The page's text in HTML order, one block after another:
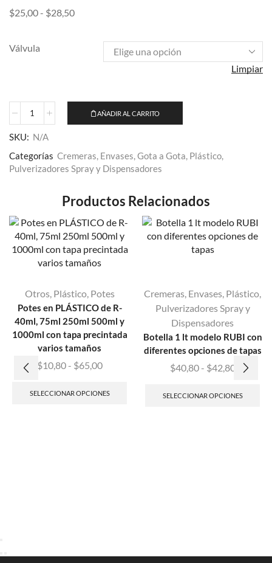
$25,00- $28,50
Válvula
Limpiar
AÑADIR AL CARRITO
SKU: N/A
Categorías Cremeras, Envases,Gota a Gota, Plástico,
Pulverizadores Spray y Dispensadores
Productos Relacionados
Otros, Plástico, Potes
Potes en PLÁSTICO de R-
40ml, 75ml 250ml 500ml y
1000ml con tapa precintada
varios tamaños
$10,80 - $65,00
SELECCIONAR OPCIONES
Cremeras, Envases, Plástico,
Pulverizadores Spray y
Dispensadores
Botella 1 lt modelo RUBI con
diferentes opciones de tapas
$40,80 - $42,80
SELECCIONAR OPCIONES